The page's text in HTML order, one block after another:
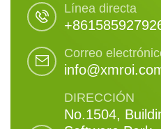
Línea directa
Correo
DIRECCIÓN
No.1504,